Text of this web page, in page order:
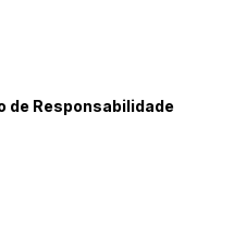
de Responsabilidade